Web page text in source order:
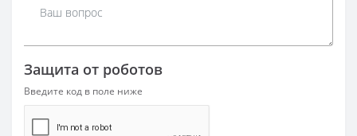
Защита от роботов
Введите код в поле ниже